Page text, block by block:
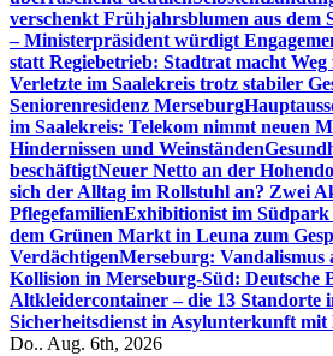
verschenkt Frühjahrsblumen aus dem
– Ministerpräsident würdigt
statt Regiebetrieb: Stadtrat macht
Verletzte im Saalekreis trotz stabiler
Seniorenresidenz Merseburg
im Saalekreis: Telekom nimmt neuen
Hindernissen und Weinständen
beschäftigtNeuer Netto an der
sich der Alltag im Rollstuhl an? Zwei
PflegefamilienExhibitionist im Südpark
dem Grünen Markt in Leuna zum
VerdächtigenMerseburg: Vandalismus
Kollision in Merseburg-Süd: Deutsche
Altkleidercontainer – die 13 Standorte
Sicherheitsdienst in Asylunterkunft mit
Do.. Aug. 6th, 2026